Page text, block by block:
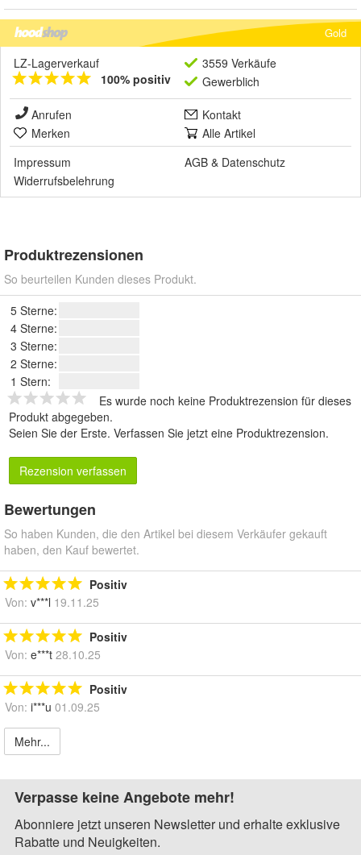
Gold
LZ-Lagerverkauf
100% positiv
3559 Verkäufe
Gewerblich
Anrufen
Kontakt
Merken
Alle Artikel
Impressum
AGB & Datenschutz
Widerrufsbelehrung
Produktrezensionen
So beurteilen Kunden dieses Produkt.
5 Sterne:
4 Sterne:
3 Sterne:
2 Sterne:
1 Stern:
Es wurde noch keine Produktrezension für dieses
Produkt abgegeben.
Seien Sie der Erste. Verfassen Sie jetzt eine Produktrezension.
Rezension verfassen
Bewertungen
So haben Kunden, die den Artikel bei diesem Verkäufer gekauft
haben, den Kauf bewertet.
Positiv
Von: v***l 19.11.25
Positiv
Von: e***t 28.10.25
Positiv
Von: i***u 01.09.25
Mehr...
Verpasse keine Angebote mehr!
Abonniere jetzt unseren Newsletter und erhalte exklusive
Rabatte und Neuigkeiten.